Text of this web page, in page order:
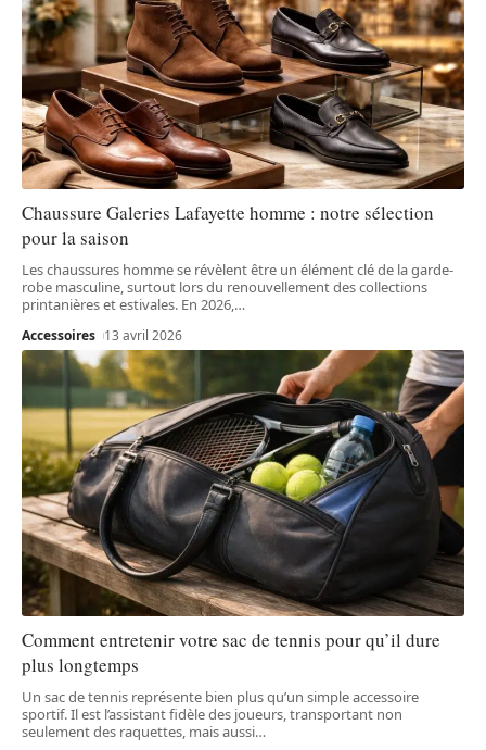
Chaussure Galeries Lafayette homme : notre sélection
pour la saison
Les chaussures homme se révèlent être un élément clé de la garde-
robe masculine, surtout lors du renouvellement des collections
printanières et estivales. En 2026,…
Accessoires 13 avril 2026
Comment entretenir votre sac de tennis pour qu’il dure
plus longtemps
Un sac de tennis représente bien plus qu’un simple accessoire
sportif. Il est l’assistant fidèle des joueurs, transportant non
seulement des raquettes, mais aussi…